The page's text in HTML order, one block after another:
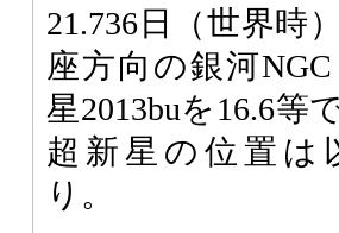
21.736日（世界時
座方向の銀河
星2013buを16.6等
超新星の位置は
り。